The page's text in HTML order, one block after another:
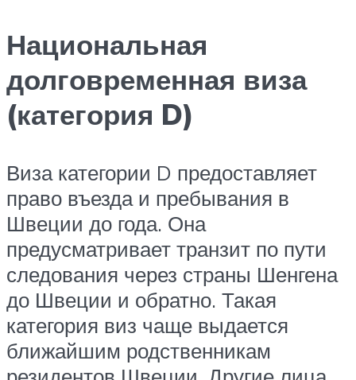
Национальная
долговременная виза
(категория D)
Виза категории D предоставляет
право въезда и пребывания в
Швеции до года. Она
предусматривает транзит по пути
следования через страны Шенгена
до Швеции и обратно. Такая
категория виз чаще выдается
ближайшим родственникам